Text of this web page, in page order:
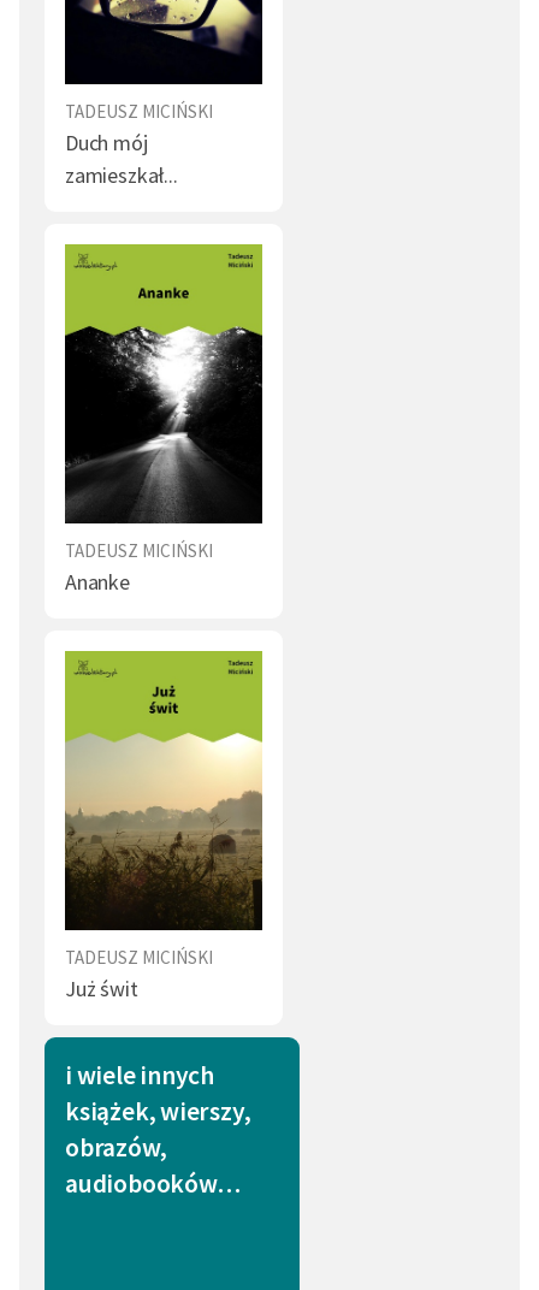
kierunku surrealizmu, jego twórczość dramatyczna,
kierunku misteriów filozoficznych; operując poetyką
snu, strumienia świadomości, Miciński nie wahał się
przeplatać te wysokie tony mistyczne analizą społeczną
ponadto zadedykował mu
sportretował w jednej z postaci z młodzieńczej
powieści622 upadki Bunga
TADEUSZ MICIŃSKI
Duch mój
zamieszkał...
TADEUSZ MICIŃSKI
Ananke
TADEUSZ MICIŃSKI
Już świt
i wiele innych
książek, wierszy,
obrazów,
audiobooków…